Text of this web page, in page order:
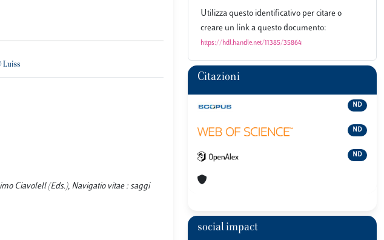
Ciavolell (Eds.), Navigatio vitae : saggi
Utilizza questo identificativo per citare o
creare un link a questo documento:
https://hdl.handle.net/11385/35864
Citazioni
ND
ND
ND
social impact